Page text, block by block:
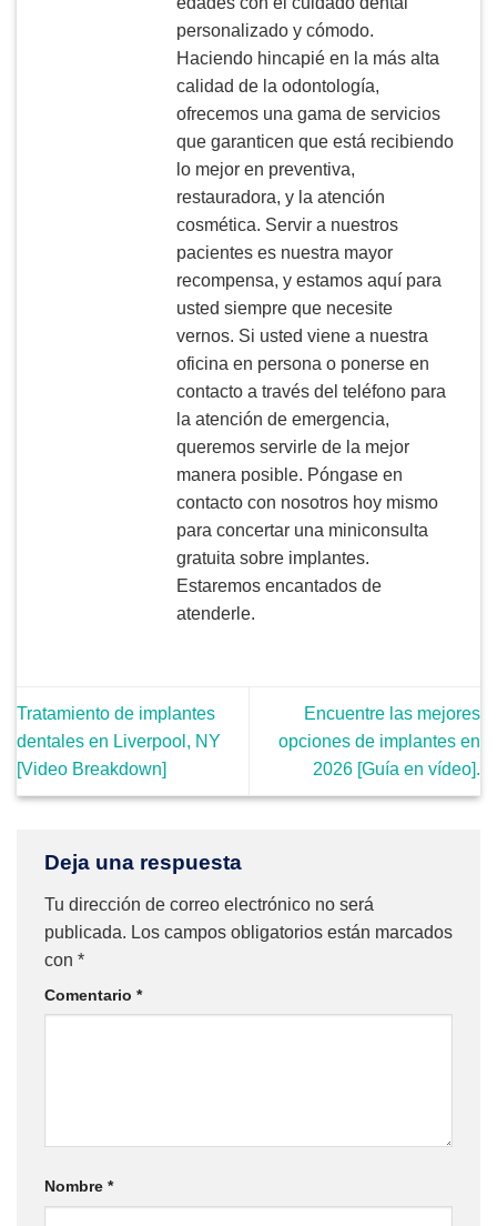
personalizado y cómodo.
Haciendo hincapié en la más alta
calidad de la odontología,
ofrecemos una gama de servicios
que garanticen que está recibiendo
lo mejor en preventiva,
restauradora, y la atención
cosmética. Servir a nuestros
pacientes es nuestra mayor
recompensa, y estamos aquí para
usted siempre que necesite
vernos. Si usted viene a nuestra
oficina en persona o ponerse en
contacto a través del teléfono para
la atención de emergencia,
queremos servirle de la mejor
manera posible. Póngase en
contacto con nosotros hoy mismo
para concertar una miniconsulta
gratuita sobre implantes.
Estaremos encantados de
atenderle.
Tratamiento de implantes
dentales en Liverpool, NY
[Video Breakdown]
Encuentre las mejores
opciones de implantes en
2026 [Guía en vídeo].
Deja una respuesta
Tu dirección de correo electrónico no será
publicada. Los campos obligatorios están marcados
con *
Comentario *
Nombre *